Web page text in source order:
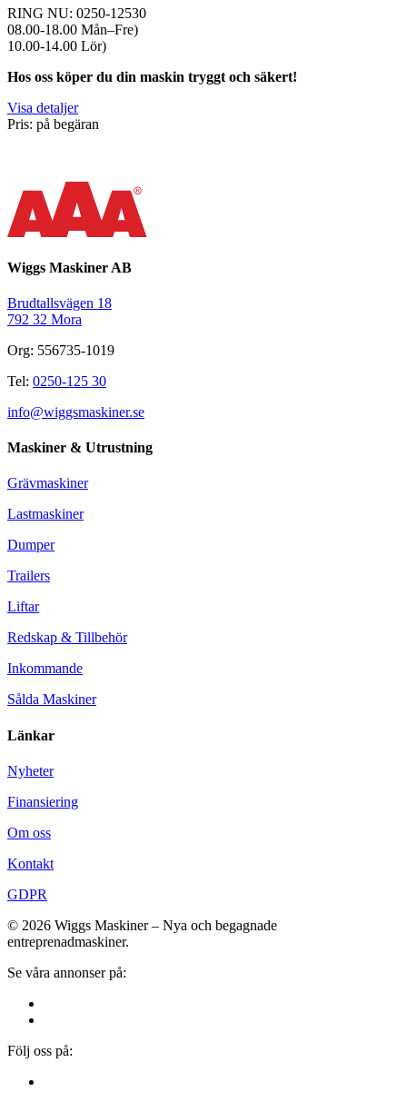
RING NU: 0250-12530
08.00-18.00 Mån–Fre)
10.00-14.00 Lör)
Hos oss köper du din maskin tryggt och säkert!
Visa detaljer
Pris: på begäran
Wiggs Maskiner AB
Brudtallsvägen 18
792 32 Mora
Org: 556735-1019
Tel: 0250-125 30
info@wiggsmaskiner.se
Maskiner & Utrustning
Grävmaskiner
Lastmaskiner
Dumper
Trailers
Liftar
Redskap & Tillbehör
Inkommande
Sålda Maskiner
Länkar
Nyheter
Finansiering
Om oss
Kontakt
GDPR
© 2026 Wiggs Maskiner – Nya och begagnade
entreprenadmaskiner.
Se våra annonser på:
Följ oss på: